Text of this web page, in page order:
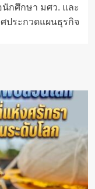
นักศึกษา มศว. และ
ประกวดแผนธุรกิจ